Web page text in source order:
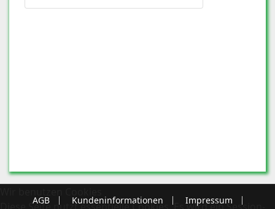
AGB Kundeninformationen
Impressum